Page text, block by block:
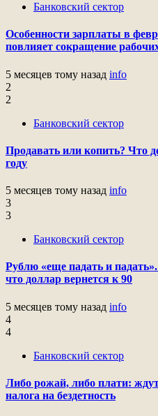
Банковский сектор
Особенности зарплаты в
повлияет сокращение
5 месяцев тому назад info
2
2
Банковский сектор
Продавать или копить? Что
году
5 месяцев тому назад info
3
3
Банковский сектор
Рублю «еще падать и
что доллар вернется к 90
5 месяцев тому назад info
4
4
Банковский сектор
Либо рожай, либо плати:
налога на бездетность